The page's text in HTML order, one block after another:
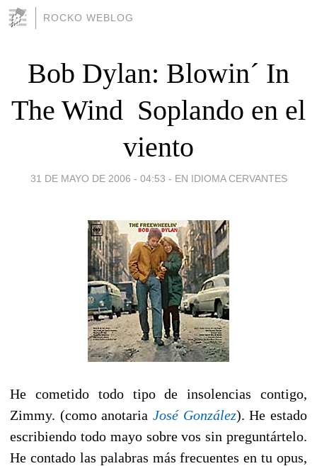
ROCKO WEBLOG
Bob Dylan: Blowin´ In
The Wind  Soplando en el
viento
31 DE MAYO DE 2006 - 04:53 - EN IDIOMA CERVANTES
He cometido todo tipo de insolencias contigo,
Zimmy. (como anotaria José González). He estado
escribiendo todo mayo sobre vos sin preguntártelo.
He contado las palabras más frecuentes en tu opus,